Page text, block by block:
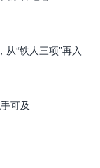
“铁人三项”再入
可及